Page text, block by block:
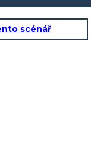
scénář